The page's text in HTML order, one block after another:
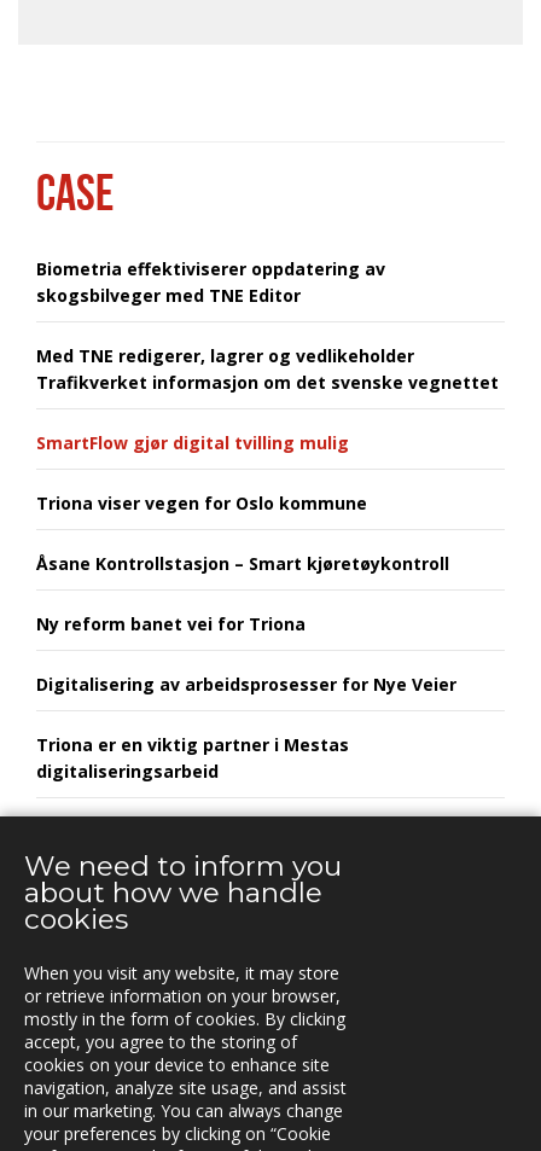
CASE
Biometria effektiviserer oppdatering av
skogsbilveger med TNE Editor
Med TNE redigerer, lagrer og vedlikeholder
Trafikverket informasjon om det svenske vegnettet
SmartFlow gjør digital tvilling mulig
Triona viser vegen for Oslo kommune
Åsane Kontrollstasjon – Smart kjøretøykontroll
Ny reform banet vei for Triona
Digitalisering av arbeidsprosesser for Nye Veier
Triona er en viktig partner i Mestas
digitaliseringsarbeid
samarbeid med Triona
KONTAKT
Vestre Rosten 81,
7075 TILLER, Norway
Tfn. +47-72 90 00 30
post@triona.no
We need to inform you
about how we handle
cookies
When you visit any website, it may store
or retrieve information on your browser,
mostly in the form of cookies. By clicking
accept, you agree to the storing of
cookies on your device to enhance site
navigation, analyze site usage, and assist
in our marketing. You can always change
your preferences by clicking on “Cookie